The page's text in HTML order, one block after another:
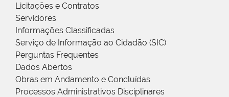
Licitações e Contratos
Servidores
Informações Classificadas
Serviço de Informação ao Cidadão (SIC)
Perguntas Frequentes
Dados Abertos
Obras em Andamento e Concluídas
Processos Administrativos Disciplinares